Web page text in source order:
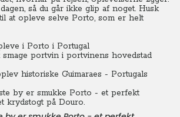
så du går ikke glip af noget. Husk
at opleve selve Porto, som er helt
i Porto i Portugal
smage portvin i portvinens hovedstad
historiske Guimaraes - Portugals